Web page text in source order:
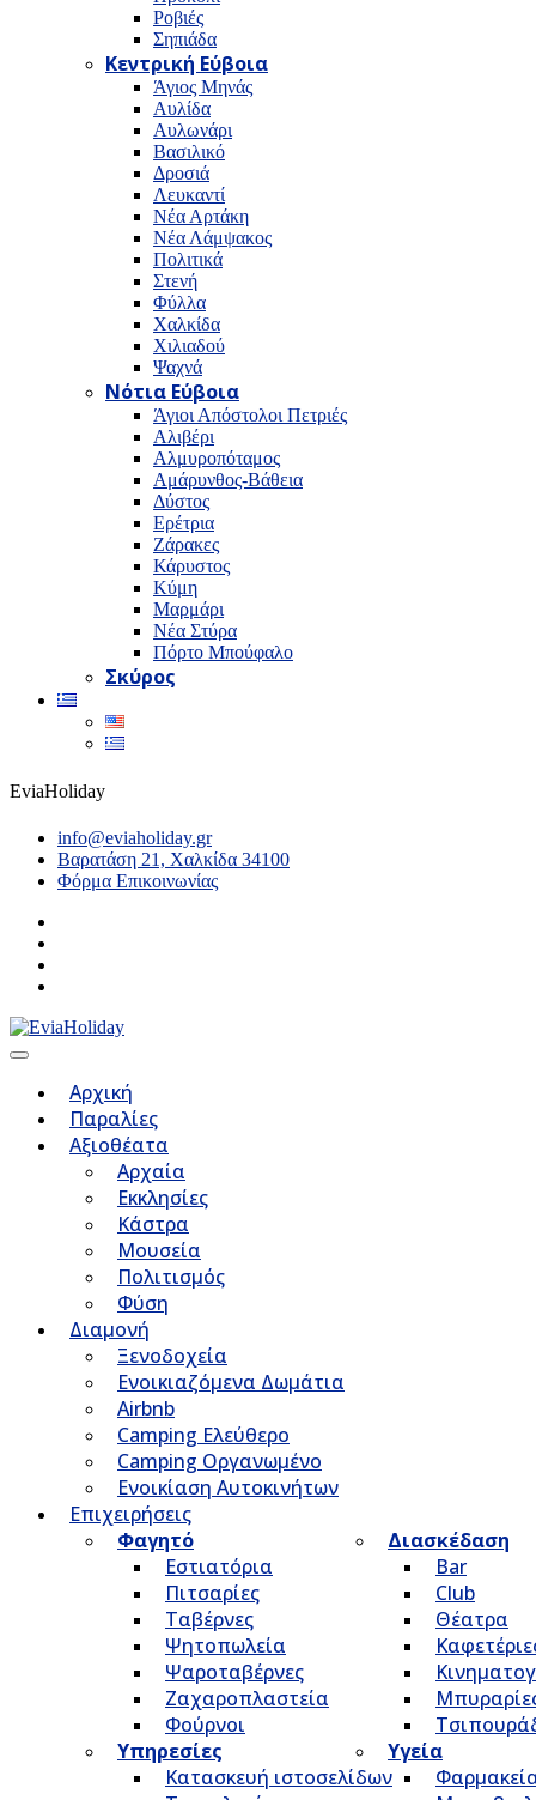
Ροβιές
Σηπιάδα
Κεντρική Εύβοια
Άγιος Μηνάς
Αυλίδα
Αυλωνάρι
Βασιλικό
Δροσιά
Λευκαντί
Νέα Αρτάκη
Νέα Λάμψακος
Πολιτικά
Στενή
Φύλλα
Χαλκίδα
Χιλιαδού
Ψαχνά
Νότια Εύβοια
Άγιοι Απόστολοι Πετριές
Αλιβέρι
Αλμυροπόταμος
Αμάρυνθος-Βάθεια
Δύστος
Ερέτρια
Ζάρακες
Κάρυστος
Κύμη
Μαρμάρι
Νέα Στύρα
Πόρτο Μπούφαλο
Σκύρος
EviaHoliday
info@eviaholiday.gr
Βαρατάση 21, Χαλκίδα 34100
Φόρμα Επικοινωνίας
Αρχική
Παραλίες
Αξιοθέατα
Αρχαία
Εκκλησίες
Κάστρα
Μουσεία
Πολιτισμός
Φύση
Διαμονή
Ξενοδοχεία
Ενοικιαζόμενα Δωμάτια
Airbnb
Camping Ελεύθερο
Camping Οργανωμένο
Ενοικίαση Αυτοκινήτων
Επιχειρήσεις
Φαγητό
Εστιατόρια
Πιτσαρίες
Ταβέρνες
Ψητοπωλεία
Ψαροταβέρνες
Ζαχαροπλαστεία
Φούρνοι
Διασκέδαση
Bar
Club
Θέατρα
Υπηρεσίες
Κατασκευή ιστοσελίδων
Υγεία